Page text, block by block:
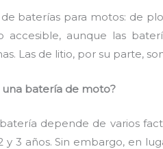
de baterías para motos: de
accesible, aunque las
Las de litio, por su parte,
una batería de moto?
depende de varios
3 años. Sin embargo, en